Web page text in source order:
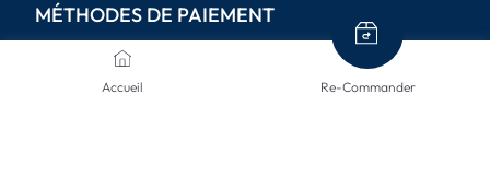
Accueil Re-Commander
MÉTHODES DE PAIEMENT